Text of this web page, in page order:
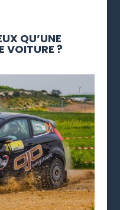
QU’UNE
VOITURE ?